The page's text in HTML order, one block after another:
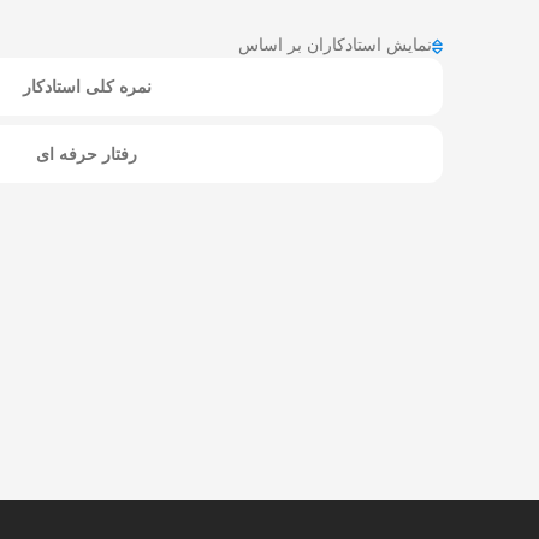
نمایش استادکاران بر اساس
نمره کلی استادکار
رفتار حرفه ای